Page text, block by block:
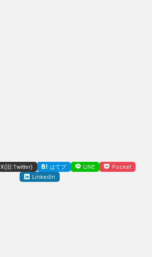
X(旧:Twitter) はてブ LINE
Pocket
LinkedIn